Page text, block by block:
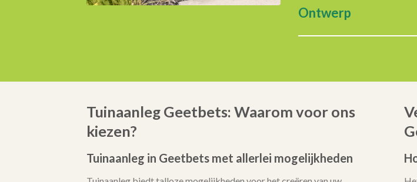
Ontwerp
Tuinaanleg Geetbets: Waarom voor ons
kiezen?
Tuinaanleg in Geetbets met allerlei mogelijkheden